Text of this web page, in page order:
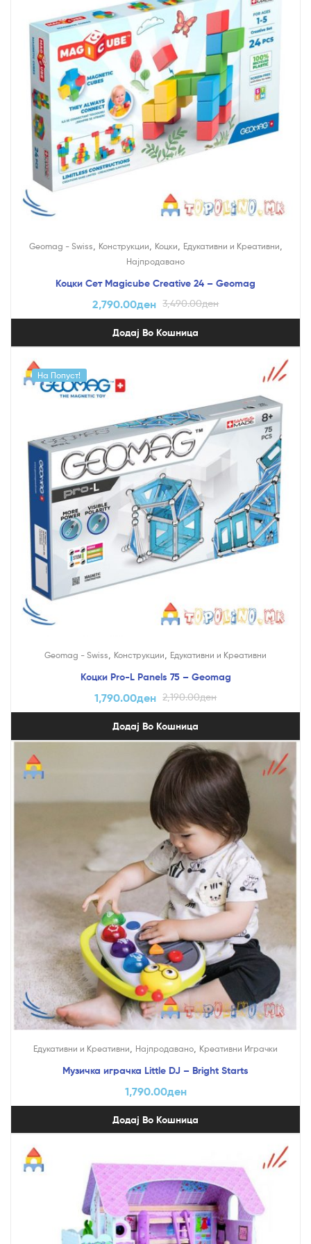
Geomag - Swiss Конструкции Коцки Едукативни и Креативни
Најпродавано
Коцки Сет Magicube Creative 24 – Geomag
3,490.00ден
2,790.00ден
Додај Во Кошница
На Попуст!
Geomag - Swiss Конструкции Едукативни и Креативни
Коцки Pro-L Panels 75 – Geomag
2,190.00ден
1,790.00ден
Додај Во Кошница
Едукативни и Креативни Најпродавано Креативни Играчки
Музичка играчка Little DJ – Bright Starts
1,790.00ден
Додај Во Кошница